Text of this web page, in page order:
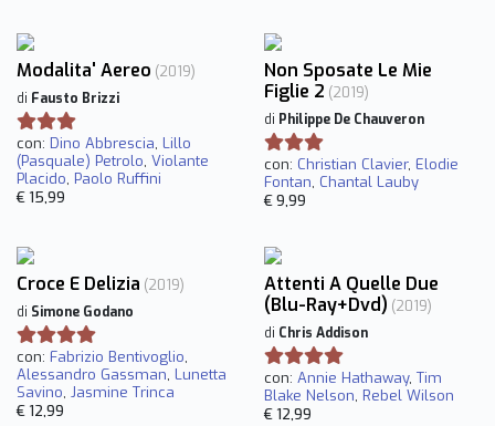
Modalita' Aereo (2019)
di Fausto Brizzi
con: Dino Abbrescia, Lillo
(Pasquale) Petrolo, Violante
Placido, Paolo Ruffini
€ 15,99
Non Sposate Le Mie
Figlie 2 (2019)
di Philippe De Chauveron
con: Christian Clavier, Elodie
Fontan, Chantal Lauby
€ 9,99
Croce E Delizia (2019)
di Simone Godano
con: Fabrizio Bentivoglio,
Alessandro Gassman, Lunetta
Savino, Jasmine Trinca
€ 12,99
Attenti A Quelle Due
(Blu-Ray+Dvd) (2019)
di Chris Addison
con: Annie Hathaway, Tim
Blake Nelson, Rebel Wilson
€ 12,99